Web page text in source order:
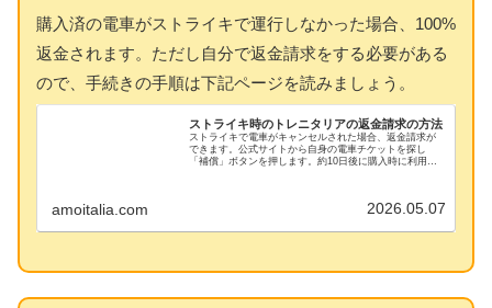
購入済の電車がストライキで運行しなかった場合、100%
返金されます。ただし自分で返金請求をする必要がある
ので、手続きの手順は下記ページを読みましょう。
ストライキ時のトレニタリアの返金請求の方法
ストライキで電車がキャンセルされた場合、返金請求が
できます。公式サイトから自身の電車チケットを探し
「補償」ボタンを押します。約10日後に購入時に利用し
amoitalia.com 2026.05.07